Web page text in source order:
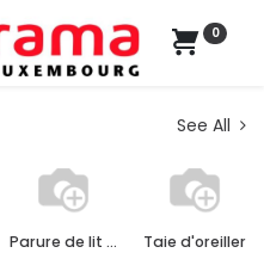
0
See All
Parure de lit complète Taie d'oreiller